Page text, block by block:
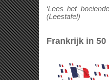
‘Lees het
(Leestafel)
Frankrijk in 50